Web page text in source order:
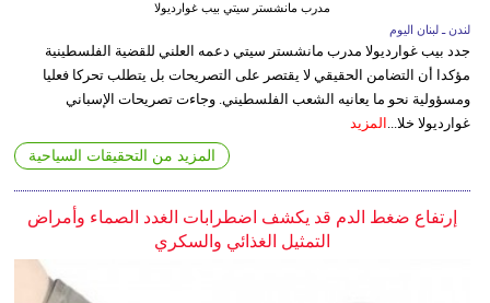
مدرب مانشستر سيتي بيب غوارديولا
لندن ـ لبنان اليوم
جدد بيب غوارديولا مدرب مانشستر سيتي دعمه العلني للقضية الفلسطينية
مؤكدا أن التضامن الحقيقي لا يقتصر على التصريحات بل يتطلب تحركا فعليا
ومسؤولية نحو ما يعانيه الشعب الفلسطيني. وجاءت تصريحات الإسباني
غوارديولا خلا... المزيد
المزيد من التحقيقات السياحية
إرتفاع ضغط الدم قد يكشف اضطرابات الغدد الصماء وأمراض
التمثيل الغذائي والسكري